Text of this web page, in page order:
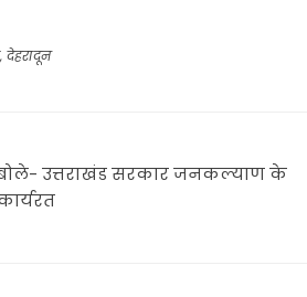
, देहरादून
उत्तराखंड सरकार जनकल्याण के